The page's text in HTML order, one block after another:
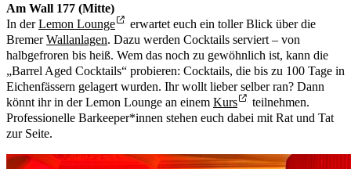
Am Wall 177 (Mitte)
In derLemon Lounge
erwartet euch ein toller Blick über die
BremerWallanlagen. Dazu werden Cocktails serviert – von
halbgefroren bis heiß. Wem das noch zu gewöhnlich ist, kann die
„Barrel Aged Cocktails“ probieren: Cocktails, die bis zu 100 Tage in
Eichenfässern gelagert wurden. Ihr wollt lieber selber ran? Dann
könnt ihr in der Lemon Lounge an einem Kurs
teilnehmen.
Professionelle Barkeeper*innen stehen euch dabei mit Rat und Tat
zur Seite.